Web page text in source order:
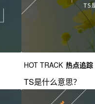
HOT TRACK 热点追踪
TS是什么意思？